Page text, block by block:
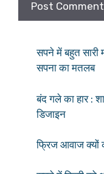
सपने में बहुत
सपना का मतलब
बंद गले का हार :
डिजाइन
फ्रिज आवाज क्यों